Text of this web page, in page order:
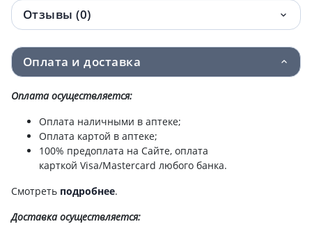
Отзывы (0)
Оплата и доставка
Оплата осуществляется:
Оплата наличными в аптеке;
Оплата картой в аптеке;
100% предоплата на Сайте, оплата
карткой Visa/Mastercard любого банка.
Смотреть подробнее.
Доставкаосуществляется: